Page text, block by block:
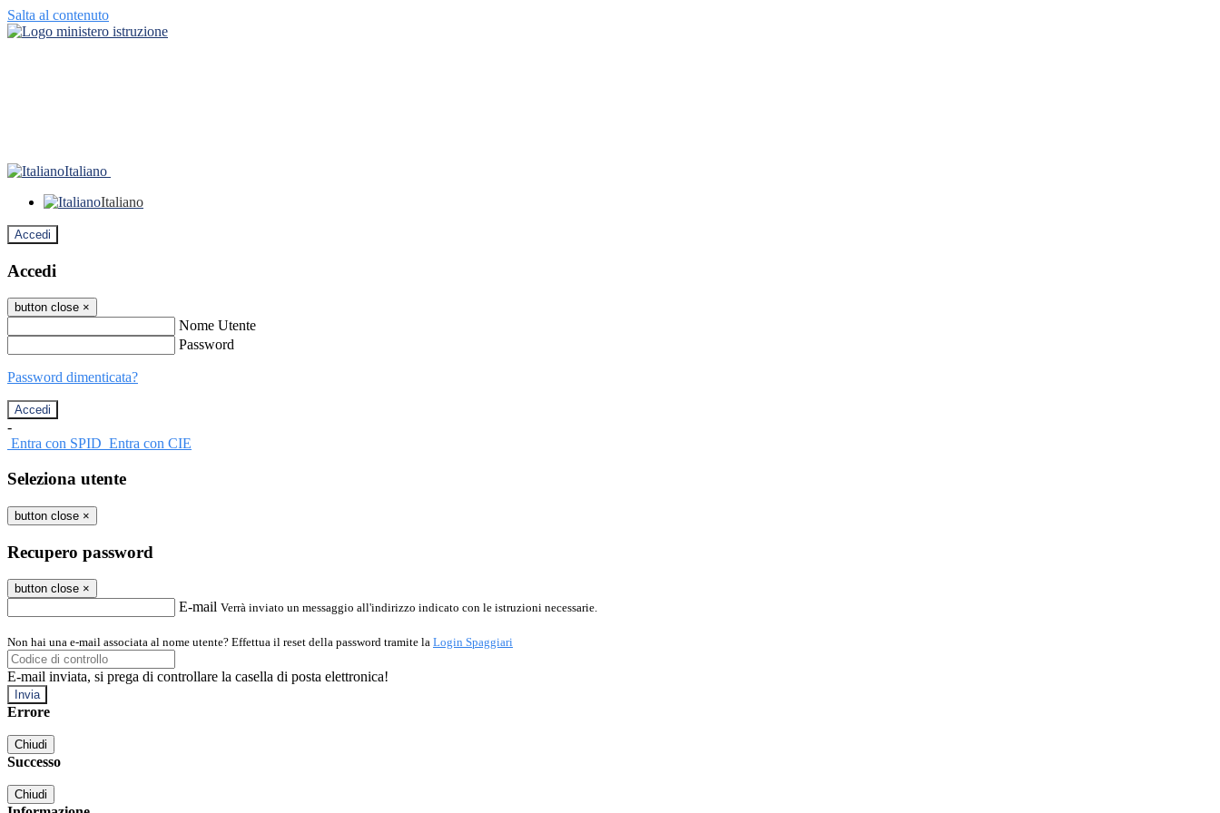
Salta al contenuto
Italiano
Italiano
Accedi
Accedi
button close ×
Nome Utente
Password
Password dimenticata?
-
Entra con SPID Entra con CIE
Seleziona utente
button close ×
Recupero password
button close ×
E-mail Verrà inviato un messaggio all'indirizzo indicato con le istruzioni necessarie.
Non hai una e-mail associata al nome utente? Effettua il reset della password tramite la Login Spaggiari
E-mail inviata, si prega di controllare la casella di posta elettronica!
Errore
Chiudi
Successo
Chiudi